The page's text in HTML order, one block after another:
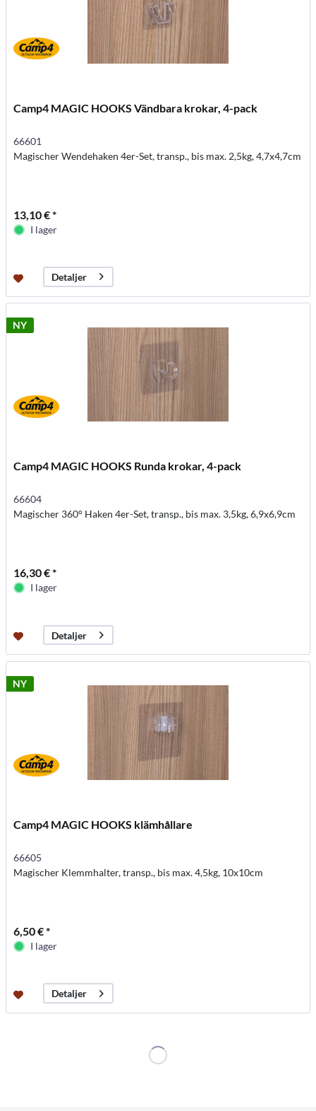
Camp4 MAGIC HOOKS Vändbara krokar, 4-pack
66601
Magischer Wendehaken 4er-Set, transp., bis max. 2,5kg, 4,7x4,7cm
13,10 € *
I lager
Detaljer
NY
Camp4 MAGIC HOOKS Runda krokar, 4-pack
66604
Magischer 360° Haken 4er-Set, transp., bis max. 3,5kg, 6,9x6,9cm
16,30 € *
I lager
Detaljer
NY
Camp4 MAGIC HOOKS klämhållare
66605
Magischer Klemmhalter, transp., bis max. 4,5kg, 10x10cm
6,50 € *
I lager
Detaljer